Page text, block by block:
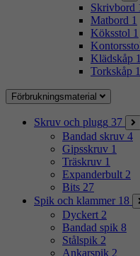
Skrivbord
Matbord 1
Köksstol 1
Klädskåp 1
Torkskåp 1
Förbrukningsmaterial
Skruv och plugg 37
Bandad skruv 4
Gipsskruv 1
Träskruv 1
Expanderbult 2
Bits 27
Spik och klammer 18
Dyckert 2
Bandad spik 8
Stålspik 2
Ankarspik 2